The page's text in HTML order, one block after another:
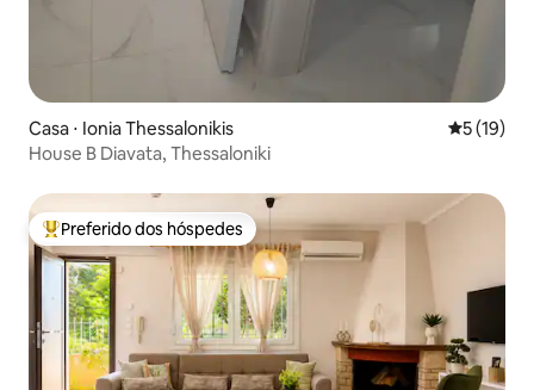
Casa ⋅ Ionia Thessalonikis 5 de uma
5 (19)
House B Diavata, Thessaloniki
Entre os melhores preferidos dos hóspedes
Preferido dos hóspedes